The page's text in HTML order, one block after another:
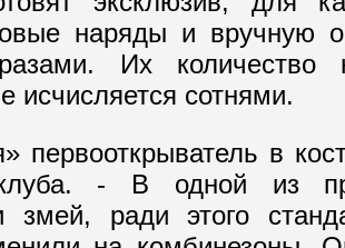
наряды и вручную
Их
исчисляется сотнями.
первооткрыватель в
- В одной из
змей, ради этого